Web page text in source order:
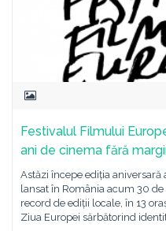
Festivalul Filmului
ani de cinema fără
Astăzi începe ediția
lansat în România acum 30
record de ediții locale, în 13
Ziua Europei sărbătorind